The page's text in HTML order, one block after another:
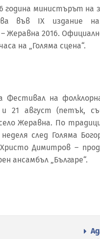
година министърът на
във IX издание
Жеравна 2016.
на „Голяма сцена“.
Фестивал на
и 21 август (петък,
Жеравна. По
след Голяма
Димитров –
ансамбъл „Българе“.